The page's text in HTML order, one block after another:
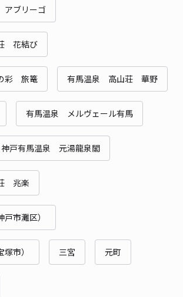
ブリーゴ
花結び
彩 旅篭 有馬温泉 高山荘 華野
有馬温泉 メルヴェール有馬
神戸有馬温泉 元湯龍泉閣
兆楽
市灘区）
市） 三宮 元町